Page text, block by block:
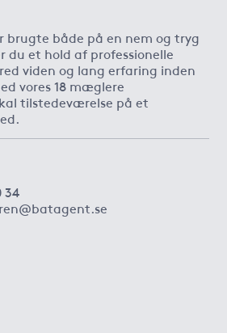
brugte både på en nem og tryg
du et hold af professionelle
viden og lang erfaring inden
vores 18 mæglere
tilstedeværelse på et
34